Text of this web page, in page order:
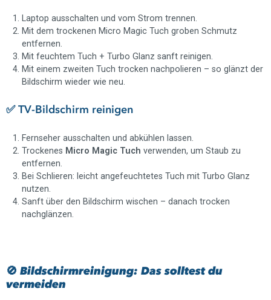
Laptop ausschalten und vom Strom trennen.
Mit dem trockenen Micro Magic Tuch groben Schmutz
entfernen.
Mit feuchtem Tuch + Turbo Glanz sanft reinigen.
Mit einem zweiten Tuch trocken nachpolieren – so glänzt der
Bildschirm wieder wie neu.
✅ TV-Bildschirm reinigen
Fernseher ausschalten und abkühlen lassen.
Trockenes Micro Magic Tuch verwenden, um Staub zu
entfernen.
Bei Schlieren: leicht angefeuchtetes Tuch mit Turbo Glanz
nutzen.
Sanft über den Bildschirm wischen – danach trocken
nachglänzen.
🚫 Bildschirmreinigung: Das solltest du
vermeiden